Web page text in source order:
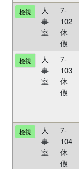
檢視
人
事
室
7-
102
休
假
檢視
人
事
室
7-
103
休
假
檢視
人
事
室
7-
104
休
假